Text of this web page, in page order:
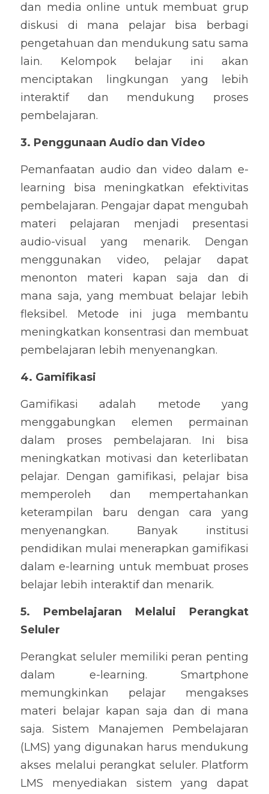
dan media online untuk membuat grup
diskusi di mana pelajar bisa berbagi
pengetahuan dan mendukung satu sama
lain. Kelompok belajar ini akan
menciptakan lingkungan yang lebih
interaktif dan mendukung proses
pembelajaran.
3. Penggunaan Audio dan Video
Pemanfaatan audio dan video dalam e-
learning bisa meningkatkan efektivitas
pembelajaran. Pengajar dapat mengubah
materi pelajaran menjadi presentasi
audio-visual yang menarik. Dengan
menggunakan video, pelajar dapat
menonton materi kapan saja dan di
mana saja, yang membuat belajar lebih
fleksibel. Metode ini juga membantu
meningkatkan konsentrasi dan membuat
pembelajaran lebih menyenangkan.
4. Gamifikasi
Gamifikasi adalah metode yang
menggabungkan elemen permainan
dalam proses pembelajaran. Ini bisa
meningkatkan motivasi dan keterlibatan
pelajar. Dengan gamifikasi, pelajar bisa
memperoleh dan mempertahankan
keterampilan baru dengan cara yang
menyenangkan. Banyak institusi
pendidikan mulai menerapkan gamifikasi
dalam e-learning untuk membuat proses
belajar lebih interaktif dan menarik.
5. Pembelajaran Melalui Perangkat
Seluler
Perangkat seluler memiliki peran penting
dalam e-learning. Smartphone
memungkinkan pelajar mengakses
materi belajar kapan saja dan di mana
saja. Sistem Manajemen Pembelajaran
(LMS) yang digunakan harus mendukung
akses melalui perangkat seluler. Platform
LMS menyediakan sistem yang dapat